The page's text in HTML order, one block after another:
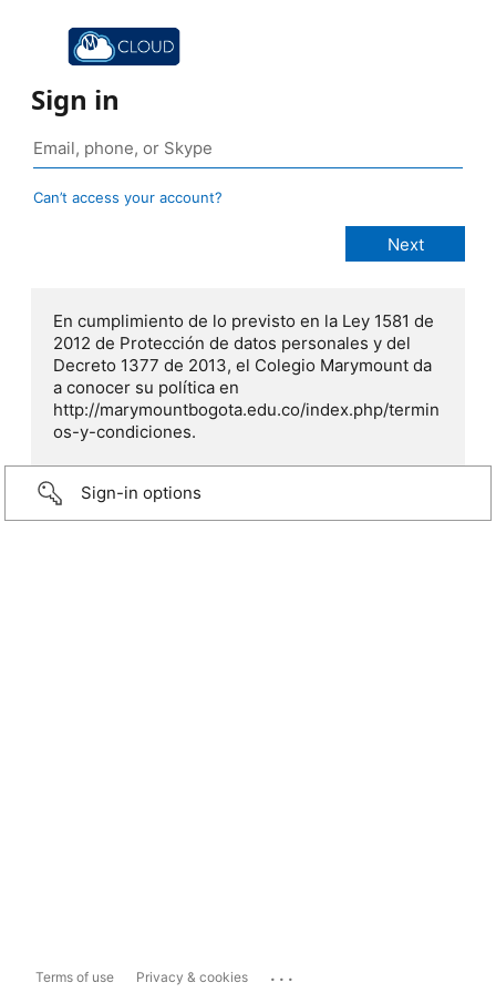
Sign in
Can’t access your account?
En cumplimiento de lo previsto en la Ley 1581 de
2012 de Protección de datos personales y del
Decreto 1377 de 2013, el Colegio Marymount da
a conocer su política en
http://marymountbogota.edu.co/index.php/termin
os-y-condiciones.
Sign-in options
Terms of use Privacy & cookies ...